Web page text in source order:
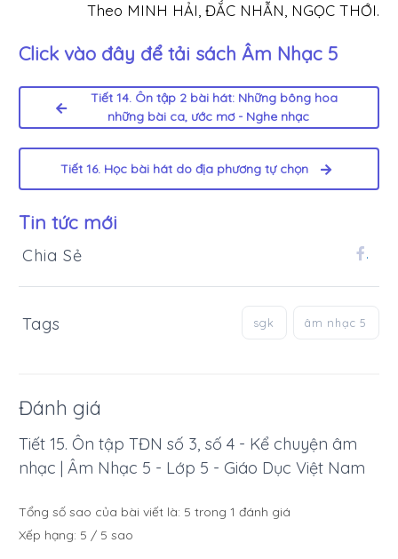
Theo MINH HẢI, ĐẮC NHẪN, NGỌC THỚI.
Click vào đây để tải sách Âm Nhạc 5
Tiết 14. Ôn tập 2 bài hát: Những bông hoa
những bài ca, ước mơ - Nghe nhạc
Tiết 16. Học bài hát do địa phương tự chọn
Tin tức mới
Chia Sẻ .
Tags sgk âm nhạc 5
Đánh giá
Tiết 15. Ôn tập TĐN số 3, số 4 - Kể chuyện âm
nhạc | Âm Nhạc 5 - Lớp 5 - Giáo Dục Việt Nam
Tổng số sao của bài viết là: 5 trong 1 đánh giá
Xếp hạng: 5 / 5 sao